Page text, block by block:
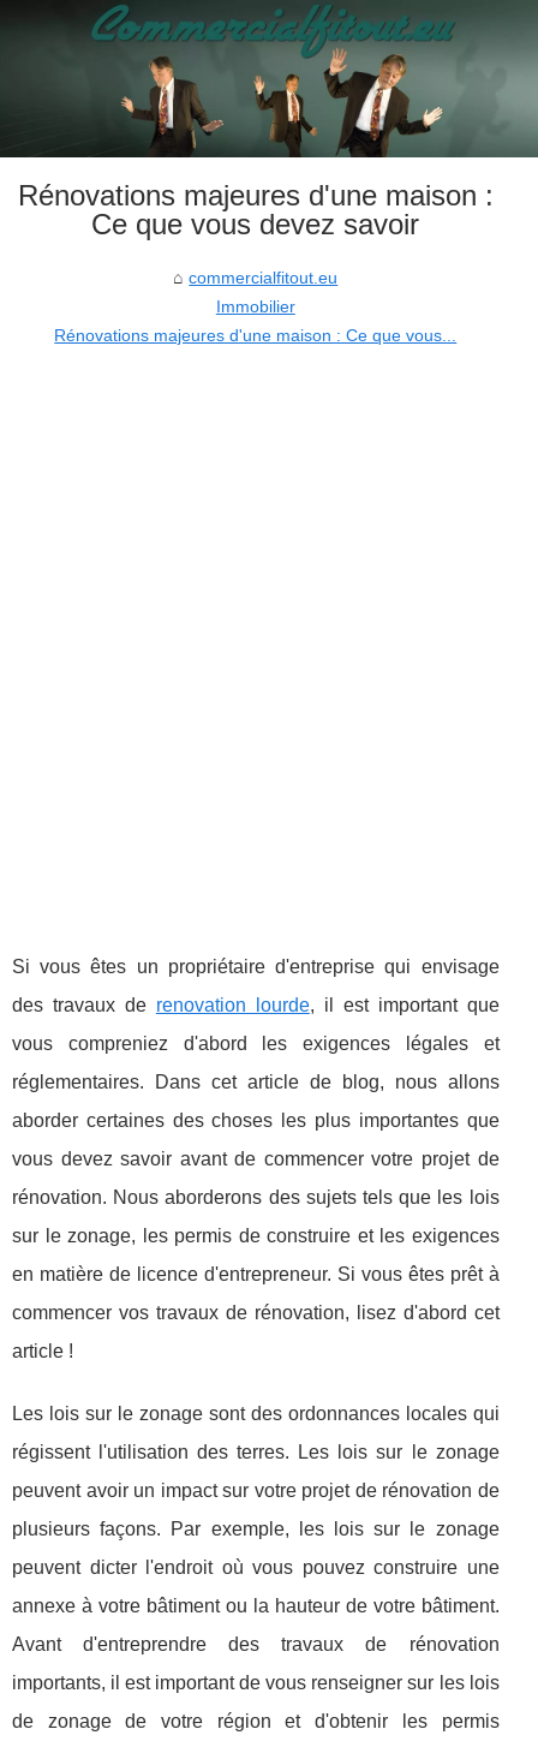
Rénovations majeures d'une maison :
Ce que vous devez savoir
commercialfitout.eu
Immobilier
Rénovations majeures d'une maison : Ce que vous...
Si vous êtes un propriétaire d'entreprise qui envisage
des travaux de renovation lourde, il est important que
vous compreniez d'abord les exigences légales et
réglementaires. Dans cet article de blog, nous allons
aborder certaines des choses les plus importantes que
vous devez savoir avant de commencer votre projet de
rénovation. Nous aborderons des sujets tels que les lois
sur le zonage, les permis de construire et les exigences
en matière de licence d'entrepreneur. Si vous êtes prêt à
commencer vos travaux de rénovation, lisez d'abord cet
article !
Les lois sur le zonage sont des ordonnances locales qui
régissent l'utilisation des terres. Les lois sur le zonage
peuvent avoir un impact sur votre projet de rénovation de
plusieurs façons. Par exemple, les lois sur le zonage
peuvent dicter l'endroit où vous pouvez construire une
annexe à votre bâtiment ou la hauteur de votre bâtiment.
Avant d'entreprendre des travaux de rénovation
importants, il est important de vous renseigner sur les lois
de zonage de votre région et d'obtenir les permis